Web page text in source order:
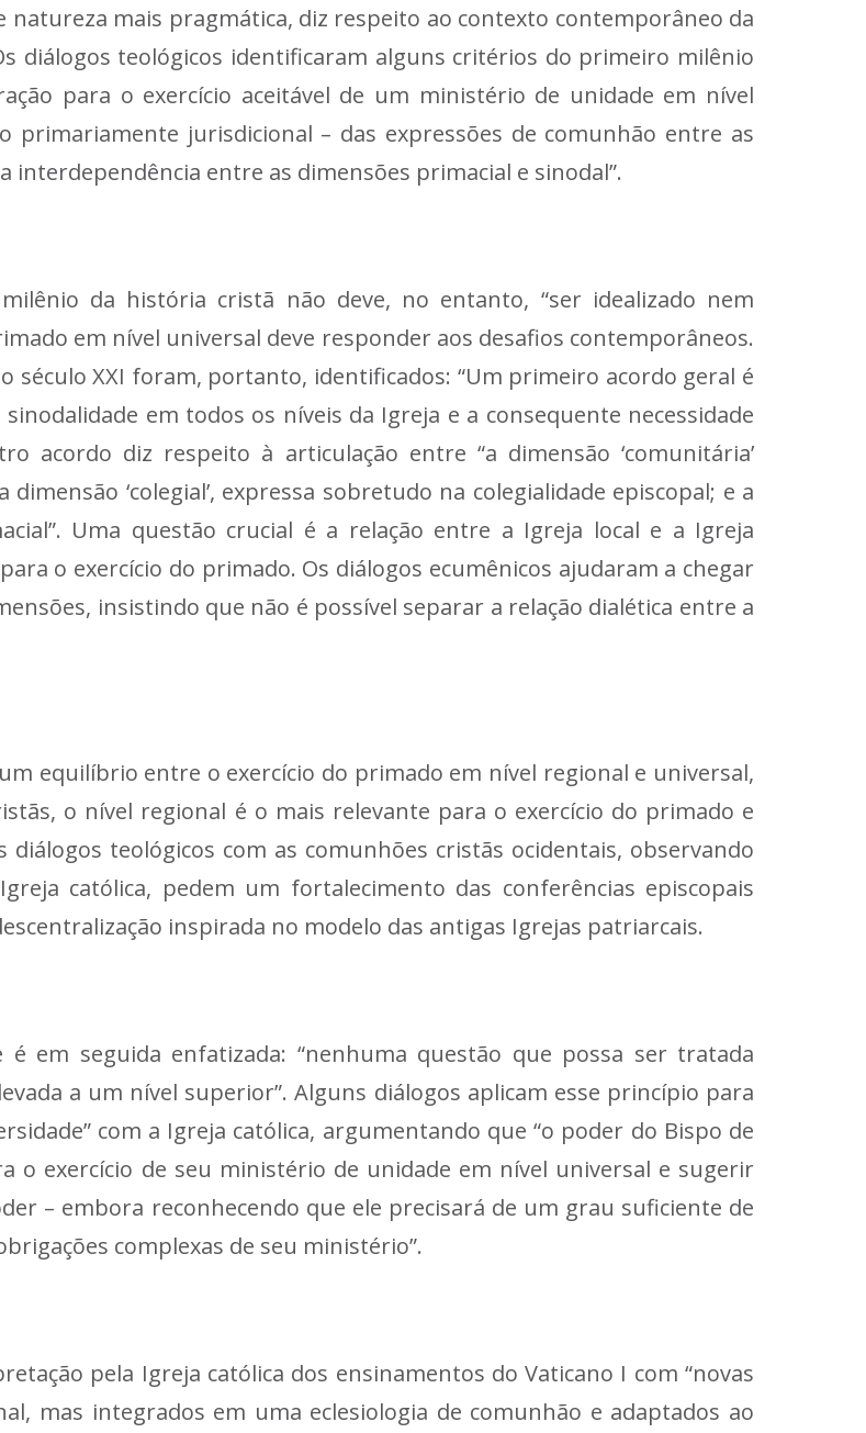
mais pragmática, diz respeito ao contexto contemporâneo da
diálogos teológicos identificaram alguns critérios do primeiro milênio
para o exercício aceitável de um ministério de unidade em nível
jurisdicional – das expressões de comunhão entre as
interdependência entre as dimensões primacial e sinodal”.
da história cristã não deve, no entanto, “ser idealizado nem
em nível universal deve responder aos desafios contemporâneos.
século XXI foram, portanto, identificados: “Um primeiro acordo geral é
em todos os níveis da Igreja e a consequente necessidade
acordo diz respeito à articulação entre “a dimensão ‘comunitária’
‘colegial’, expressa sobretudo na colegialidade episcopal; e a
Uma questão crucial é a relação entre a Igreja local e a Igreja
o exercício do primado. Os diálogos ecumênicos ajudaram a chegar
insistindo que não é possível separar a relação dialética entre a
equilíbrio entre o exercício do primado em nível regional e universal,
o nível regional é o mais relevante para o exercício do primado e
teológicos com as comunhões cristãs ocidentais, observando
católica, pedem um fortalecimento das conferências episcopais
inspirada no modelo das antigas Igrejas patriarcais.
em seguida enfatizada: “nenhuma questão que possa ser tratada
a um nível superior”. Alguns diálogos aplicam esse princípio para
com a Igreja católica, argumentando que “o poder do Bispo de
o exercício de seu ministério de unidade em nível universal e sugerir
– embora reconhecendo que ele precisará de um grau suficiente de
complexas de seu ministério”.
pela Igreja católica dos ensinamentos do Vaticano I com “novas
mas integrados em uma eclesiologia de comunhão e adaptados ao